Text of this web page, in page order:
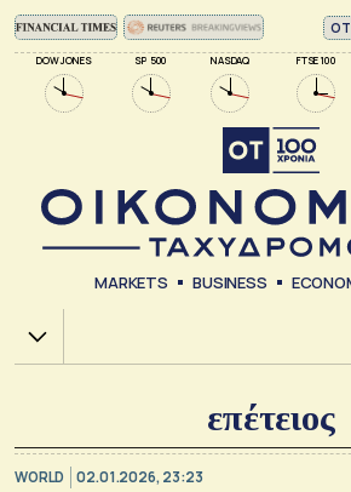
DOW JONES SP 500 NASDAQ FTSE 100
ΟΤ
MARKETS BUSINESS
Χ.Α.
επέτειος
WORLD 02.01.2026, 23:23